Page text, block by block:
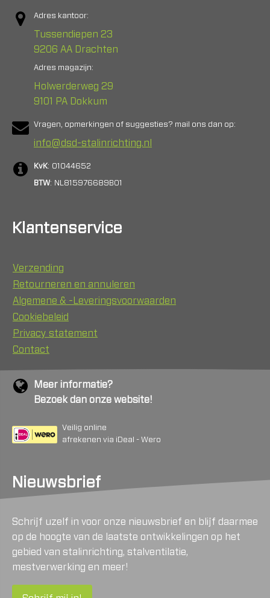
Adres kantoor:
Tussendiepen 23
9206 AA Drachten
Adres magazijn:
Holwerderweg 29
9101 PA Dokkum
Vragen, opmerkingen of suggesties? mail ons dan op:
info@dsd-stalinrichting.nl
KvK: 01044652
BTW: NL815976689B01
Klantenservice
Verzending
Retourneren en annuleren
Algemene & -Leveringsvoorwaarden
Cookiebeleid
Privacy statement
Contact
Meer informatie?
Bezoek dan onze website!
Veilig online
afrekenen via iDeal - Wero
Nieuwsbrief
Schrijf uzelf in voor onze nieuwsbrief en blijf daarmee
op de hoogte van de laatste ontwikkelingen op het
gebied van stalinrichting, stalventilatie,
mestverwerking en meer!